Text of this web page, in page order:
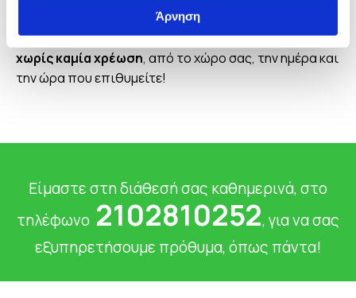
Άρνηση
Κλείστε ραντεβούγια να παραλάβουμε τα χαλιά σας,
χωρίς καμία χρέωση, από το χώρο σας, την ημέρα και
την ώρα που επιθυμείτε!
Είμαστε στη διάθεσή σας καθημερινά, στο
τηλέφωνο 2102810252, για να σας
εξυπηρετήσουμε πρόθυμα, όπως πάντα!